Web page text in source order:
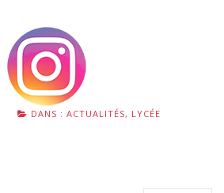
DANS : ACTUALITÉS, LYCÉE